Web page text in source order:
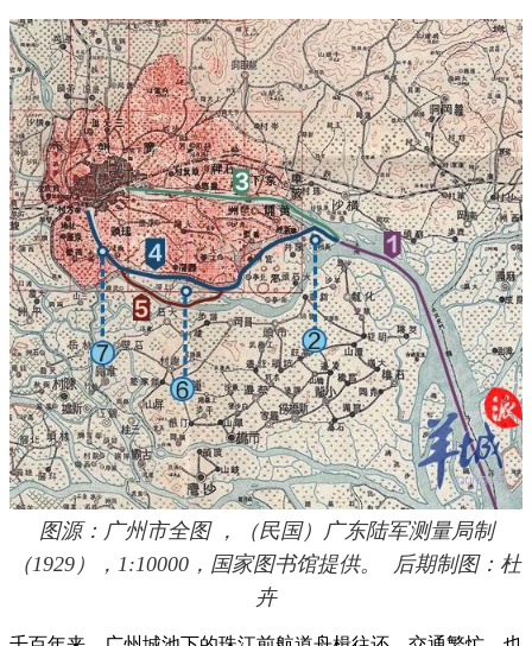
图源：广州市全图 ，（民国）广东陆军测量局制
（1929），1:10000，国家图书馆提供。 后期制图：杜
卉